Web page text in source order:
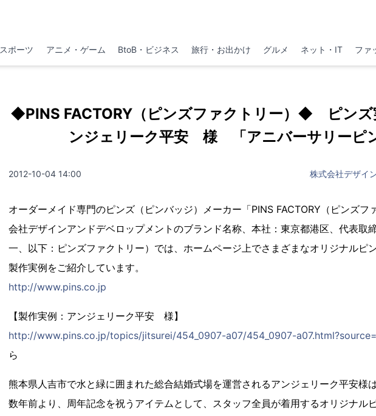
スポーツ アニメ・ゲーム BtoB・ビジネス 旅行・お出かけ グルメ ネット・IT ファ
◆PINS FACTORY（ピンズファクトリー）◆ ピン
ンジェリーク平安 様 「アニバーサリーピ
2012-10-04 14:00 株式会社デザイ
オーダーメイド専門のピンズ（ピンバッジ）メーカー「PINS FACTORY（ピンズフ
会社デザインアンドデベロップメントのブランド名称、本社：東京都港区、代表取
一、以下：ピンズファクトリー）では、ホームページ上でさまざまなオリジナルピ
製作実例をご紹介しています。
http://www.pins.co.jp
【製作実例：アンジェリーク平安 様】
http://www.pins.co.jp/topics/jitsurei/454_0907-a07/454_0907-
ら
熊本県人吉市で水と緑に囲まれた総合結婚式場を運営されるアンジェリーク平安様
数年前より、周年記念を祝うアイテムとして、スタッフ全員が着用するオリジナル